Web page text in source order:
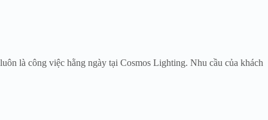
là công việc hằng ngày tại Cosmos Lighting. Nhu cầu của khách